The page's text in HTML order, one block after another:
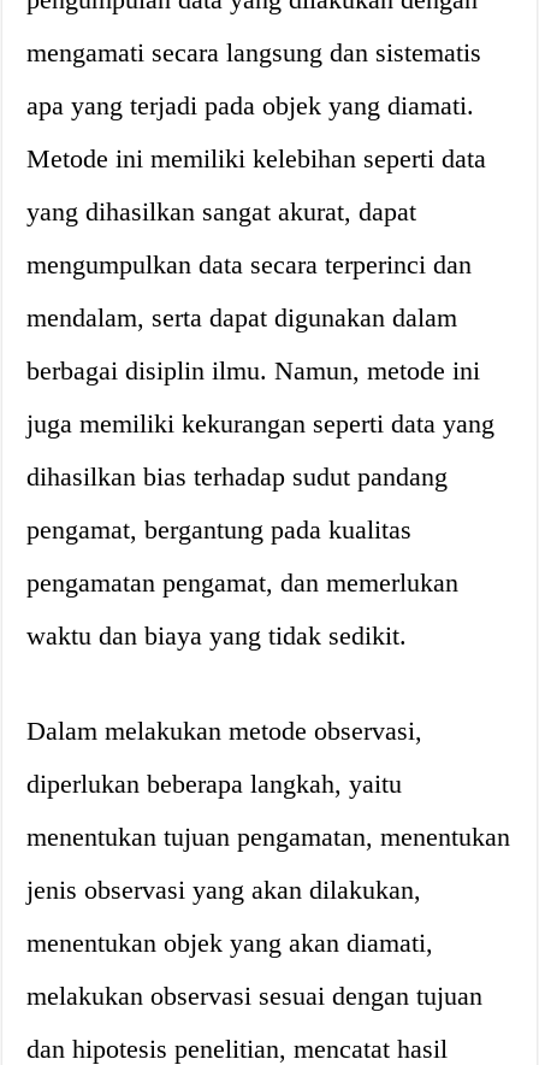
mengamati secara langsung dan sistematis
apa yang terjadi pada objek yang diamati.
Metode ini memiliki kelebihan seperti data
yang dihasilkan sangat akurat, dapat
mengumpulkan data secara terperinci dan
mendalam, serta dapat digunakan dalam
berbagai disiplin ilmu. Namun, metode ini
juga memiliki kekurangan seperti data yang
dihasilkan bias terhadap sudut pandang
pengamat, bergantung pada kualitas
pengamatan pengamat, dan memerlukan
waktu dan biaya yang tidak sedikit.
Dalam melakukan metode observasi,
diperlukan beberapa langkah, yaitu
menentukan tujuan pengamatan, menentukan
jenis observasi yang akan dilakukan,
menentukan objek yang akan diamati,
melakukan observasi sesuai dengan tujuan
dan hipotesis penelitian, mencatat hasil